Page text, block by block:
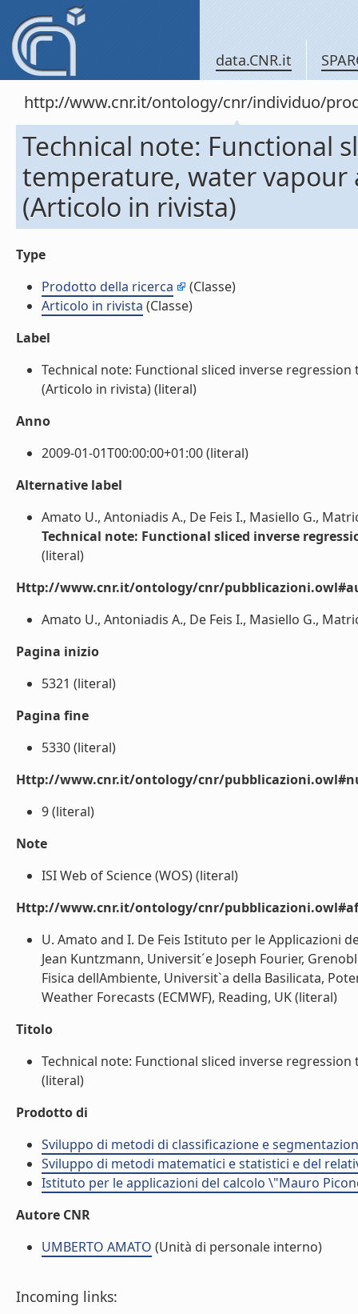
data.CNR.it
http://www.cnr.it/ontology/cnr/individuo/
Technical note: Functional
temperature, water vapour
(Articolo in rivista)
Type
Prodotto della ricerca
(Classe)
Articolo in rivista (Classe)
Label
Technical note: Functional sliced inverse
(Articolo in rivista) (literal)
Anno
2009-01-01T00:00:00+01:00 (literal)
Alternative label
Amato U., Antoniadis A., De Feis I., Masiello G.,
Technical note: Functional sliced inverse
(literal)
Http://www.cnr.it/ontology/cnr/
Amato U., Antoniadis A., De Feis I., Masiello G.,
Pagina inizio
5321 (literal)
Pagina fine
5330 (literal)
Http://www.cnr.it/ontology/cnr/
9 (literal)
Note
ISI Web of Science (WOS) (literal)
Http://www.cnr.it/ontology/cnr/
U. Amato and I. De Feis Istituto per le Applicazioni
Jean Kuntzmann, Universit´e Joseph Fourier,
Fisica dellAmbiente, Universit`a della Basilicata,
Weather Forecasts (ECMWF), Reading, UK (literal)
Titolo
Technical note: Functional sliced inverse
(literal)
Prodotto di
Sviluppo di metodi di classificazione e
Sviluppo di metodi matematici e statistici e del
Istituto per le applicazioni del calcolo \"Mauro
Autore CNR
UMBERTO AMATO (Unità di personale interno)
Incoming links: